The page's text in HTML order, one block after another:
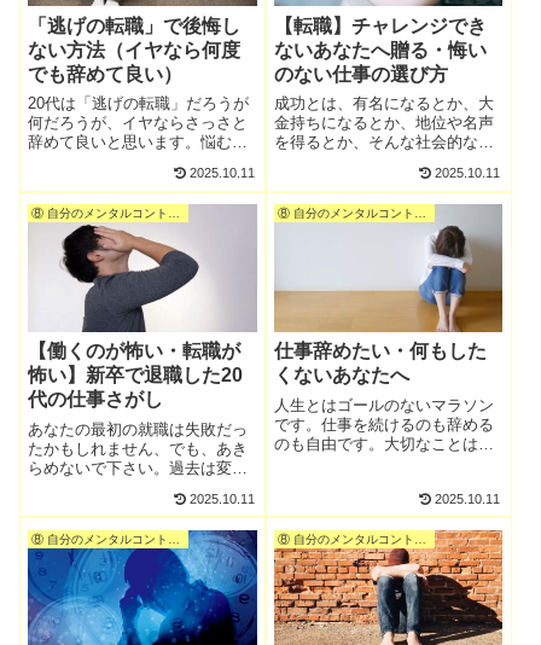
「逃げの転職」で後悔し
ない方法（イヤなら何度
でも辞めて良い）
20代は「逃げの転職」だろうが
何だろうが、イヤならさっさと
辞めて良いと思います。悩む時
（笑）繰り返しますが、自分が
生きる道を探すのが20代です。
この期間は、チャレンジして、
失敗してもOKです。ダメだった
ら、再度チャレンジして、また
失敗でもOKです。結果として、
退職、転職を繰り返してもOKで
2025.10.11
【転職】チャレンジでき
ないあなたへ贈る・悔い
のない仕事の選び方
成功とは、有名になるとか、大
金持ちになるとか、地位や名声
を得るとか、そんな社会的な評
足でも良いと思います。我が人
生に悔いなし。と胸を張って言
えれば、いつ死んでも後悔は無
2025.10.11
【働くのが怖い・転職が
怖い】新卒で退職した20
代の仕事さがし
あなたの最初の就職は失敗だっ
たかもしれません、でも、あき
らめないで下さい。過去は変え
ます。他人の目とか、勝ち負け
視して下さい。そんなことはど
うだって良いのです。これから
は、あなたが、自分で自分の人
生を選択する番です。
2025.10.11
仕事辞めたい・何もした
くないあなたへ
人生とはゴールのないマラソン
です。仕事を続けるのも辞める
のも自由です。大切なことは、
と」小さな勝ち負けとか、実体
のない勝負に惑わされないこ
と。あとは、自分を信じて進ん
でいってください。
2025.10.11